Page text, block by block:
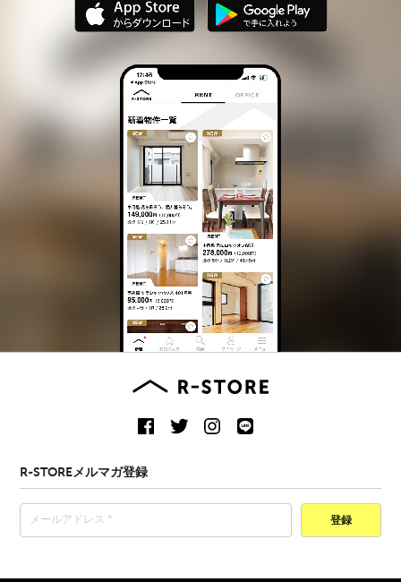
R-STOREメルマガ登録
登録